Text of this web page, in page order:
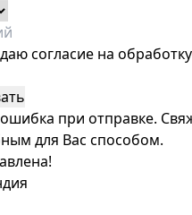
согласие на
при отправке.
для Вас способом.